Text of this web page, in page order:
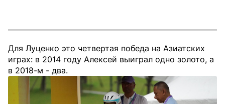
Для Луценко это четвертая победа на Азиатских
играх: в 2014 году Алексей выиграл одно золото, а
в 2018-м - два.